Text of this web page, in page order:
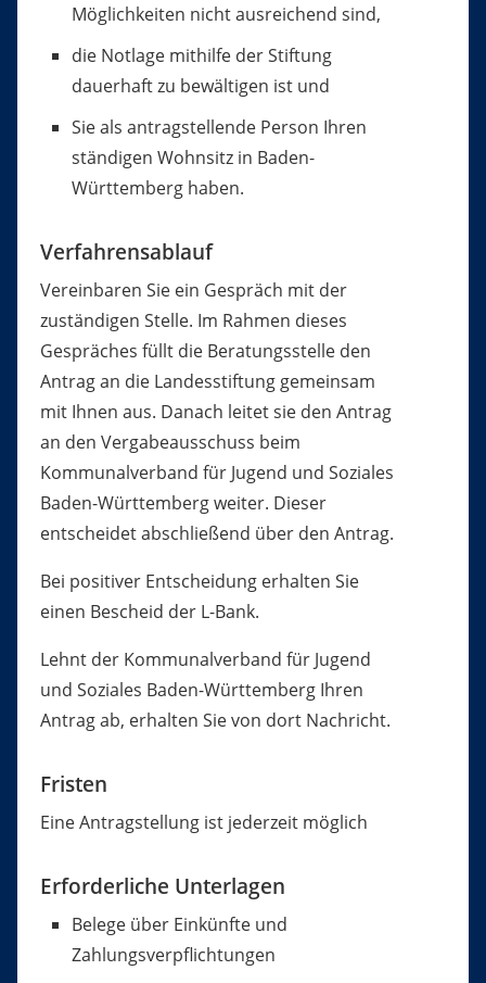
Möglichkeiten nicht ausreichend sind,
die Notlage mithilfe der Stiftung
dauerhaft zu bewältigen ist und
Sie als antragstellende Person Ihren
ständigen Wohnsitz in Baden-
Württemberg haben.
Verfahrensablauf
Vereinbaren Sie ein Gespräch mit der
zuständigen Stelle. Im Rahmen dieses
Gespräches füllt die Beratungsstelle den
Antrag an die Landesstiftung gemeinsam
mit Ihnen aus. Danach leitet sie den Antrag
an den Vergabeausschuss beim
Kommunalverband für Jugend und Soziales
Baden-Württemberg weiter. Dieser
entscheidet abschließend über den Antrag.
Bei positiver Entscheidung erhalten Sie
einen Bescheid der L-Bank.
Lehnt der Kommunalverband für Jugend
und Soziales Baden-Württemberg Ihren
Antrag ab, erhalten Sie von dort Nachricht.
Fristen
Eine Antragstellung ist jederzeit möglich
Erforderliche Unterlagen
Belege über Einkünfte und
Zahlungsverpflichtungen